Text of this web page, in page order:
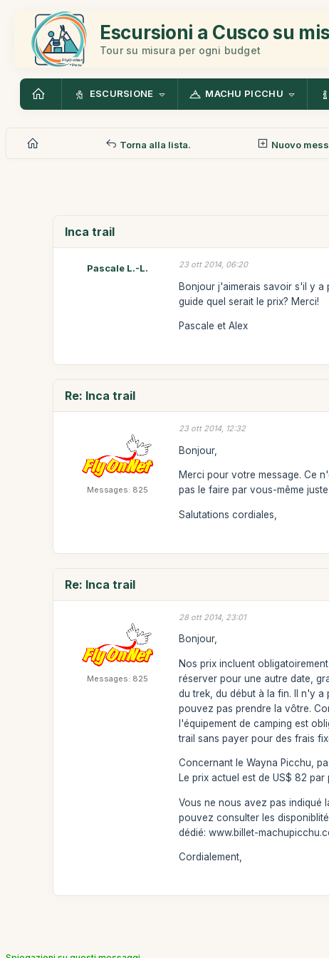
Escursioni a Cusco su
Tour su misura per ogni budget
ESCURSIONE MACHU PICCHU
Torna alla lista. Nuovo
Inca trail
Pascale L.-L. 23 ott 2014, 06:20
Bonjour j'aimerais savoir s'il y a
guide quel serait le prix? Merci!
Pascale et Alex
Re: Inca trail
Messages: 825
23 ott 2014, 12:32
Bonjour,
Merci pour votre message. Ce
pas le faire par vous-même
Salutations cordiales,
Re: Inca trail
Messages: 825
28 ott 2014, 23:01
Bonjour,
Nos prix incluent
réserver pour une autre date,
du trek, du début à la fin. Il n'y
pouvez pas prendre la vôtre.
l'équipement de camping est
trail sans payer pour des frais
Concernant le Wayna Picchu,
Le prix actuel est de US$ 82 par
Vous ne nous avez pas indiqué
pouvez consulter les
dédié: www.billet-
Cordialement,